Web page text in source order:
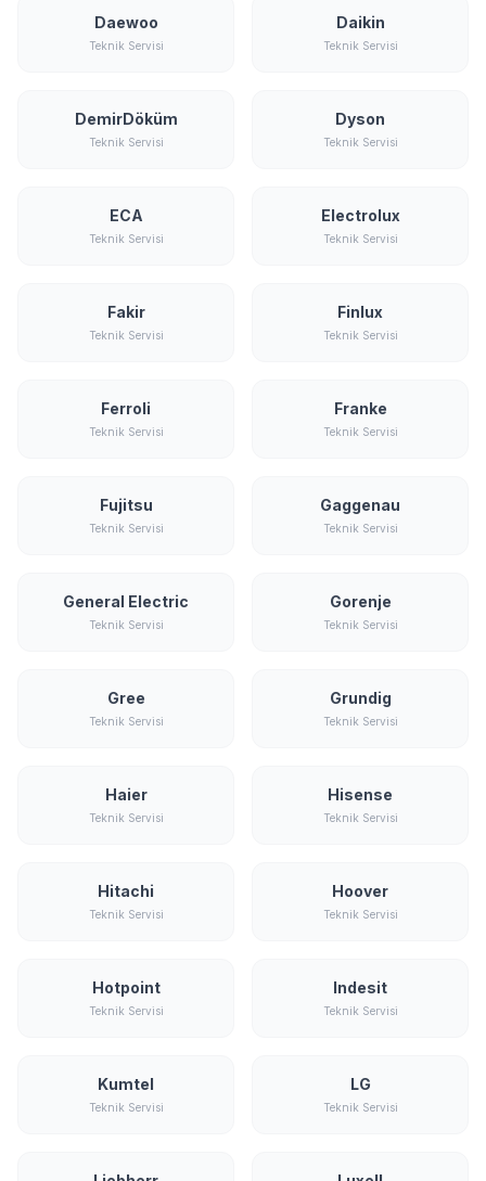
Daewoo
Teknik Servisi
Daikin
Teknik Servisi
DemirDöküm
Teknik Servisi
Dyson
Teknik Servisi
ECA
Teknik Servisi
Electrolux
Teknik Servisi
Fakir
Teknik Servisi
Finlux
Teknik Servisi
Ferroli
Teknik Servisi
Franke
Teknik Servisi
Fujitsu
Teknik Servisi
Gaggenau
Teknik Servisi
General Electric
Teknik Servisi
Gorenje
Teknik Servisi
Gree
Teknik Servisi
Grundig
Teknik Servisi
Haier
Teknik Servisi
Hisense
Teknik Servisi
Hitachi
Teknik Servisi
Hoover
Teknik Servisi
Hotpoint
Teknik Servisi
Indesit
Teknik Servisi
Kumtel
Teknik Servisi
LG
Teknik Servisi